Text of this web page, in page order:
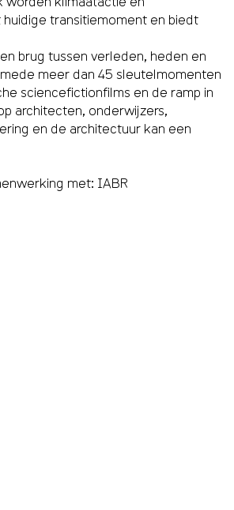
transitiemoment en biedt
brug tussen verleden, heden en
meer dan 45 sleutelmomenten
sciencefictionfilms en de ramp in
architecten, onderwijzers,
en de architectuur kan een
met: IABR